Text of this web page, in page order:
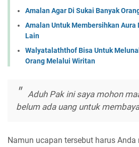
Amalan Agar Di Sukai Banyak
Amalan Untuk Membersihkan Aura
Lain
Walyatalaththof Bisa Untuk
Orang Melalui Wiritan
Aduh Pak ini saya mohon
belum ada uang untuk
Namun ucapan tersebut harus